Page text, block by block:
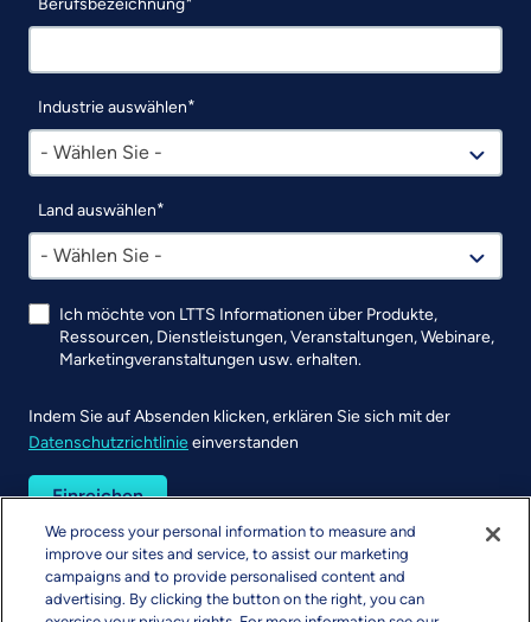
Industrie auswählen
- Wählen Sie -
Land auswählen
- Wählen Sie -
Ich möchte von LTTS Informationen über Produkte,
Ressourcen, Dienstleistungen, Veranstaltungen, Webinare,
Marketingveranstaltungen usw. erhalten.
Indem Sie auf Absenden klicken, erklären Sie sich mit der
Datenschutzrichtlinie einverstanden
UTM
We process your personal information to measure and
improve our sites and service, to assist our marketing
campaigns and to provide personalised content and
advertising. By clicking the button on the right, you can